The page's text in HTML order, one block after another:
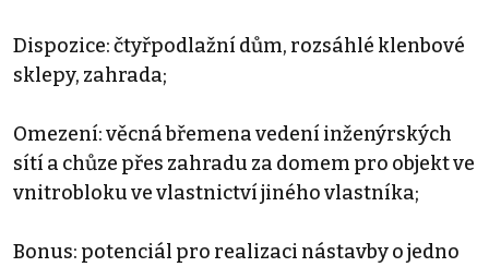
Dispozice: čtyřpodlažní dům, rozsáhlé klenbové
sklepy, zahrada;
Omezení: věcná břemena vedení inženýrských
sítí a chůze přes zahradu za domem pro objekt ve
vnitrobloku ve vlastnictví jiného vlastníka;
Bonus: potenciál pro realizaci nástavby o jedno